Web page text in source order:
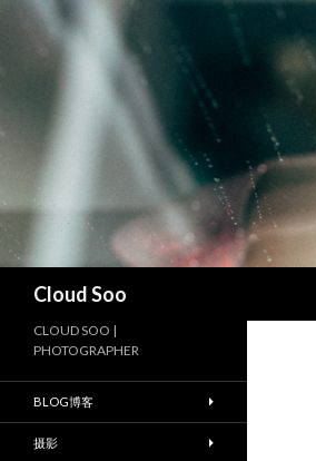
Cloud Soo
CLOUD SOO |
PHOTOGRAPHER
BLOG博客
摄影